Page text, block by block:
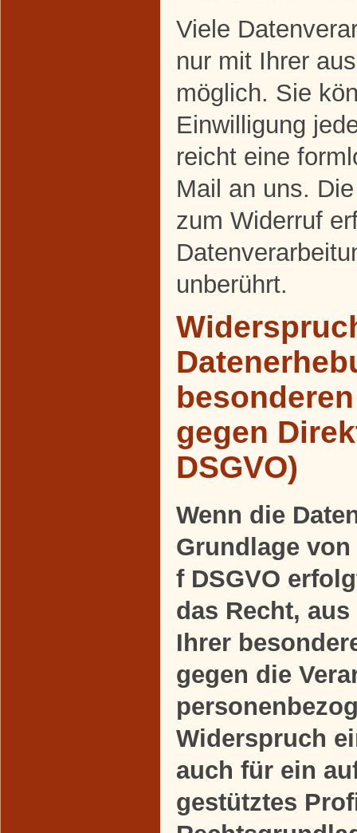
Viele
nur mit Ihrer
möglich. Sie
Einwilligung
reicht eine
Mail an uns.
zum Widerruf
unberührt.
gegen
DSGVO)
Wenn die
Grundlage
f DSGVO
das Recht,
Ihrer
gegen die
Widerspruch
auch für ein
gestütztes